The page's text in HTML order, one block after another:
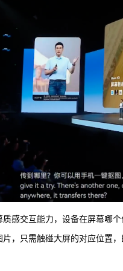
感交互能力，设备在屏幕哪
，只需触碰大屏的对应位置